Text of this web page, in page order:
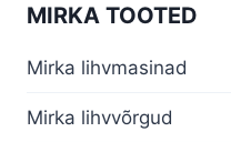
MIRKA TOOTED
Mirka lihvmasinad
Mirka lihvvõrgud